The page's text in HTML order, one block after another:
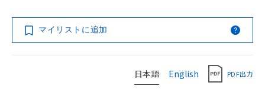
マイリストに追加
日本語 English PDF出力